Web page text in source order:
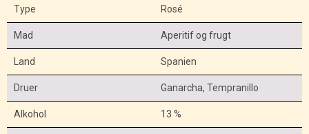
Type Rosé
Mad Aperitif og frugt
Land Spanien
Druer Ganarcha, Tempranillo
Alkohol 13 %